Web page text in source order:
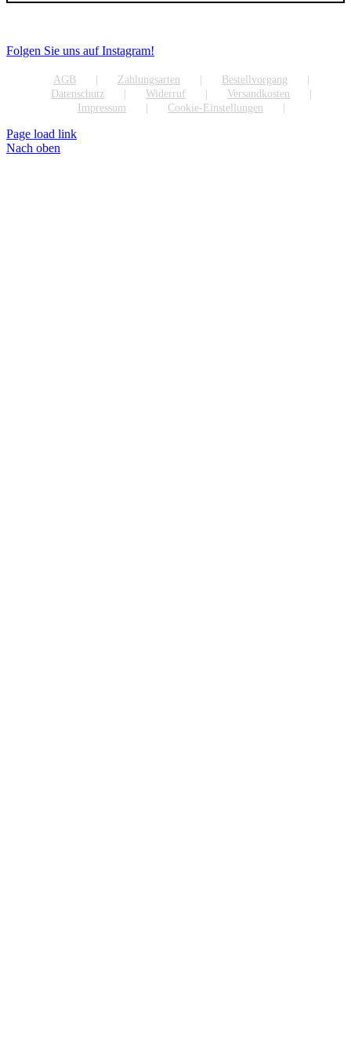
Folgen Sie uns auf Instagram!
AGB Zahlungsarten
Bestellvorgang
Datenschutz
Widerruf
Versandkosten
Impressum
Cookie-Einstellungen
Page load link
Nach oben